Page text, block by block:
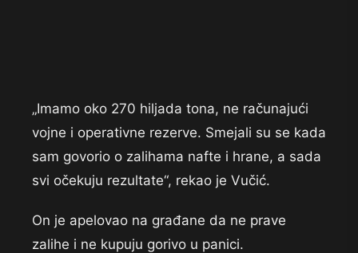
„Imamo oko 270 hiljada tona, ne računajući
vojne i operativne rezerve. Smejali su se kada
sam govorio o zalihama nafte i hrane, a sada
svi očekuju rezultate“, rekao je Vučić.
On je apelovao na građane da ne prave
zalihe i ne kupuju gorivo u panici.